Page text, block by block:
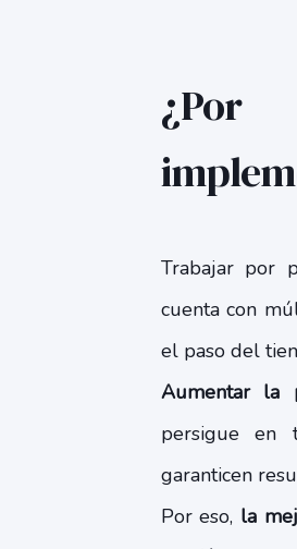
Trabajar por
cuenta con
el paso del
Aumentar la
persigue en
garanticen
Por eso, la